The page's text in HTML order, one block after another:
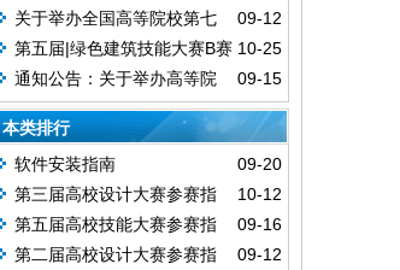
（公益）的通知
桥，茗竹创意谷 — 乡村工业厂房低
碳改造设计（A赛道获奖作品）
09-12
关于举办全国高等院校第七
届绿色建筑技能（公益）大赛的通
知
10-25
第五届|绿色建筑技能大赛B赛
道获奖作品：城市酒店#绿意盎然
（南昌大学工程建设学院)
09-15
通知公告：关于举办高等院
校“第六届绿色建筑技能大赛”的通知
本类排行
09-20
软件安装指南
10-12
第三届高校设计大赛参赛指
南
09-16
第五届高校技能大赛参赛指
南
09-12
第二届高校设计大赛参赛指